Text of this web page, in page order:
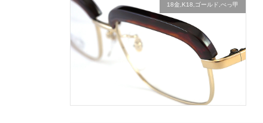
18金,K18,ゴールド,べっ甲